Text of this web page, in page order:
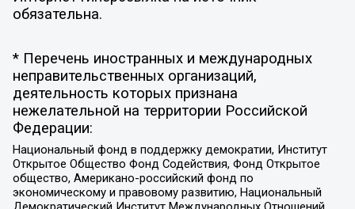
обязательна.
* Перечень иностранных и международных
неправительственных организаций,
деятельность которых признана
нежелательной на территории Российской
Федерации:
Национальный фонд в поддержку демократии, Институт
Открытое Общество Фонд Содействия, Фонд Открытое
общество, Американо-российский фонд по
экономическому и правовому развитию, Национальный